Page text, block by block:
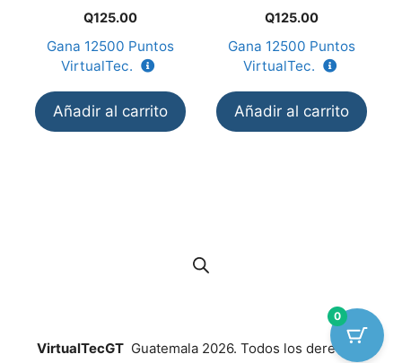
5
Q125.00
Gana 12500 Puntos
VirtualTec.
Añadir al carrito
5
Q125.00
Gana 12500 Puntos
VirtualTec.
Añadir al carrito
VirtualTecGTGuatemala 2026. Todos los derechos
0